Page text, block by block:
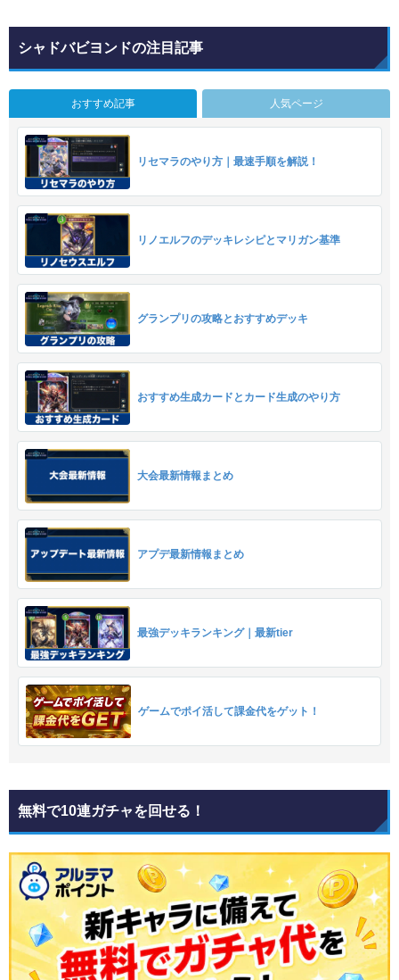
シャドバビヨンドの注目記事
おすすめ記事 人気ページ
リセマラのやり方｜最速手順を解説！
リノエルフのデッキレシピとマリガン基準
グランプリの攻略とおすすめデッキ
おすすめ生成カードとカード生成のやり方
大会最新情報まとめ
アプデ最新情報まとめ
最強デッキランキング｜最新tier
ゲームでポイ活して課金代をゲット！
無料で10連ガチャを回せる！